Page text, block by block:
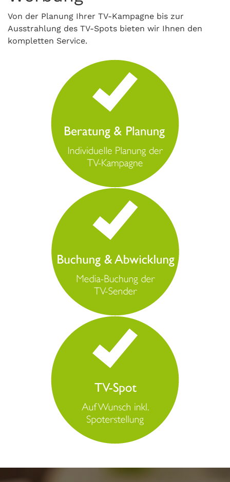
Von der Planung Ihrer TV-Kampagne bis zur
Ausstrahlung des TV-Spots bieten wir Ihnen den
kompletten Service.